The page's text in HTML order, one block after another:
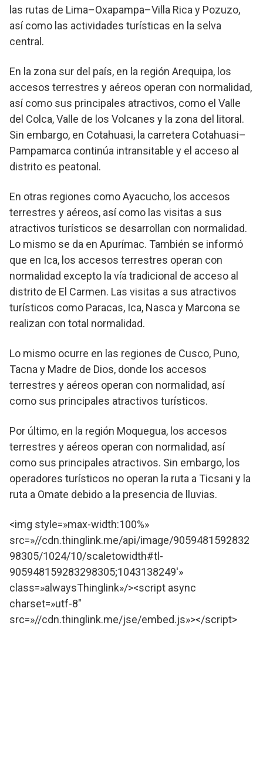
las rutas de Lima–Oxapampa–Villa Rica y Pozuzo,
así como las actividades turísticas en la selva
central.
En la zona sur del país, en la región Arequipa, los
accesos terrestres y aéreos operan con normalidad,
así como sus principales atractivos, como el Valle
del Colca, Valle de los Volcanes y la zona del litoral.
Sin embargo, en Cotahuasi, la carretera Cotahuasi–
Pampamarca continúa intransitable y el acceso al
distrito es peatonal.
En otras regiones como Ayacucho, los accesos
terrestres y aéreos, así como las visitas a sus
atractivos turísticos se desarrollan con normalidad.
Lo mismo se da en Apurímac. También se informó
que en Ica, los accesos terrestres operan con
normalidad excepto la vía tradicional de acceso al
distrito de El Carmen. Las visitas a sus atractivos
turísticos como Paracas, Ica, Nasca y Marcona se
realizan con total normalidad.
Lo mismo ocurre en las regiones de Cusco, Puno,
Tacna y Madre de Dios, donde los accesos
terrestres y aéreos operan con normalidad, así
como sus principales atractivos turísticos.
Por último, en la región Moquegua, los accesos
terrestres y aéreos operan con normalidad, así
como sus principales atractivos. Sin embargo, los
operadores turísticos no operan la ruta a Ticsani y la
ruta a Omate debido a la presencia de lluvias.
<img style=»max-width:100%»
src=»//cdn.thinglink.me/api/image/9059481592832
98305/1024/10/scaletowidth#tl-
905948159283298305;1043138249′»
class=»alwaysThinglink»/><script async
charset=»utf-8″
src=»//cdn.thinglink.me/jse/embed.js»></script>